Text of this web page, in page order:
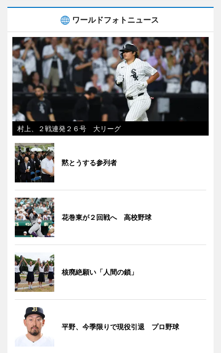
ワールドフォトニュース
村上、２戦連発２６号 大リーグ
黙とうする参列者
花巻東が２回戦へ 高校野球
核廃絶願い「人間の鎖」
平野、今季限りで現役引退 プロ野球